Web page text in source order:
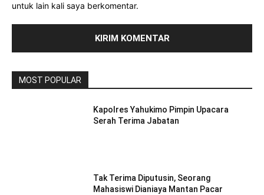
untuk lain kali saya berkomentar.
MOST POPULAR
Kapolres Yahukimo Pimpin Upacara
Serah Terima Jabatan
Tak Terima Diputusin, Seorang
Mahasiswi Dianiaya Mantan Pacar